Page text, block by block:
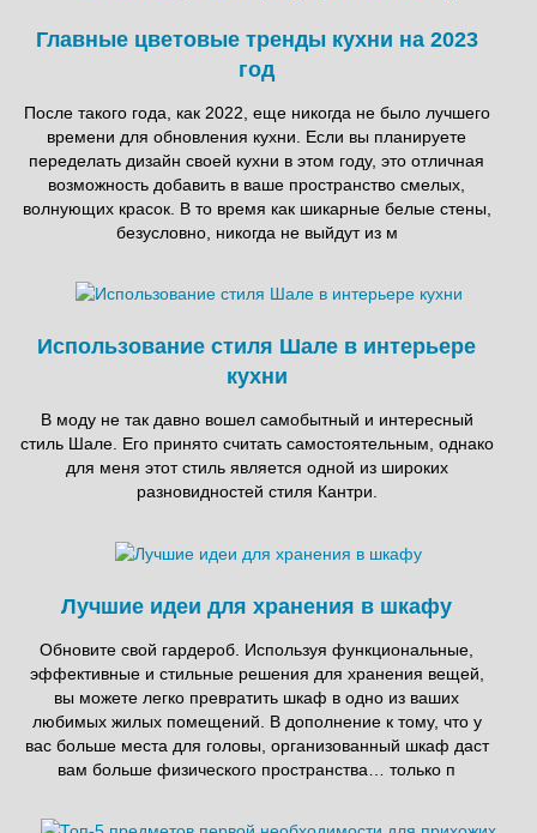
Главные цветовые тренды кухни на 2023
год
После такого года, как 2022, еще никогда не было лучшего
времени для обновления кухни. Если вы планируете
переделать дизайн своей кухни в этом году, это отличная
возможность добавить в ваше пространство смелых,
волнующих красок. В то время как шикарные белые стены,
безусловно, никогда не выйдут из м
Использование стиля Шале в интерьере
кухни
В моду не так давно вошел самобытный и интересный
стиль Шале. Его принято считать самостоятельным, однако
для меня этот стиль является одной из широких
разновидностей стиля Кантри.
Лучшие идеи для хранения в шкафу
Обновите свой гардероб. Используя функциональные,
эффективные и стильные решения для хранения вещей,
вы можете легко превратить шкаф в одно из ваших
любимых жилых помещений. В дополнение к тому, что у
вас больше места для головы, организованный шкаф даст
вам больше физического пространства… только п